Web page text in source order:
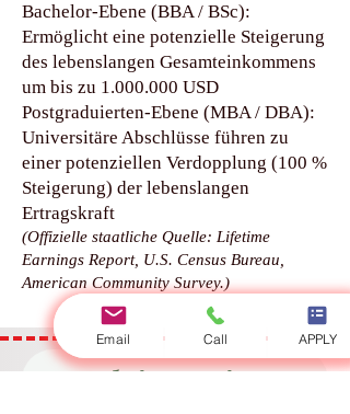
Bachelor-Ebene (BBA / BSc):
Ermöglicht eine potenzielle Steigerung
des lebenslangen Gesamteinkommens
um bis zu 1.000.000 USD
Postgraduierten-Ebene (MBA / DBA):
Universitäre Abschlüsse führen zu
einer potenziellen Verdopplung (100 %
Steigerung) der lebenslangen
Ertragskraft
(Offizielle staatliche Quelle: Lifetime
Earnings Report, U.S. Census Bureau,
American Community Survey.)
Kontaktieren Sie uns
Email Call APPLY